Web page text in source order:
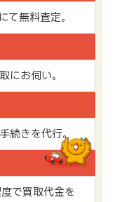
て無料査定。
にお伺い。
続きを代行。
で買取代金を